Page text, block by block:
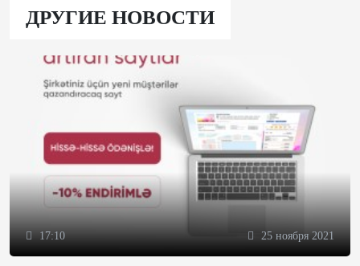
ДРУГИЕ НОВОСТИ
17:10 25 ноября 2021